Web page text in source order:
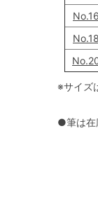
No.16
No.18
※サイズ
●筆は在